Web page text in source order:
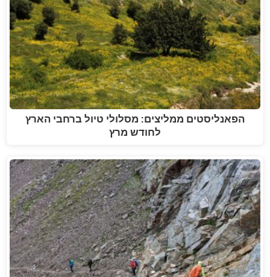
הפאנליסטים ממליצים: מסלולי טיול ברחבי הארץ
לחודש מרץ